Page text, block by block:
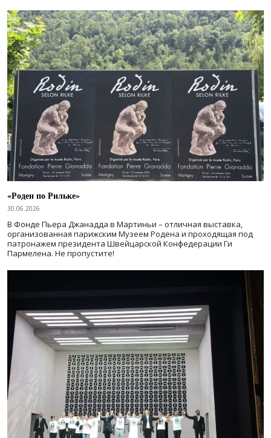
«Роден по Рильке»
30.06.2026
В Фонде Пьера Джанадда в Мартиньи – отличная выставка,
организованная парижским Музеем Родена и проходящая под
патронажем президента Швейцарской Конфедерации Ги
Пармелена. Не пропустите!